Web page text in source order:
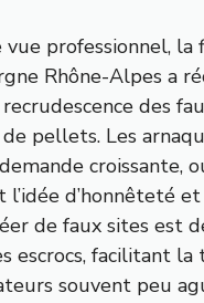
vue professionnel, la
Rhône-Alpes a
des
pellets. Les
croissante,
d’honnêteté
de faux sites est
escrocs, facilitant
souvent peu